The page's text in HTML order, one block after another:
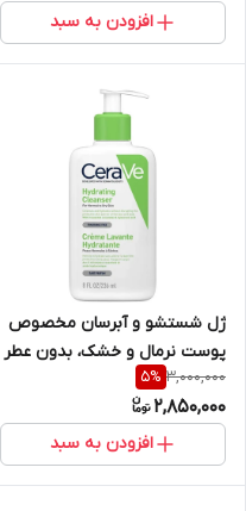
Flowers Gel Cream Wash
150ml
افزودن به سبد
ژل شستشو و آبرسان مخصوص
پوست نرمال و خشک، بدون عطر
سراوی Cerave حجم 236 میل
3,000,000
5%
2,850,000
افزودن به سبد